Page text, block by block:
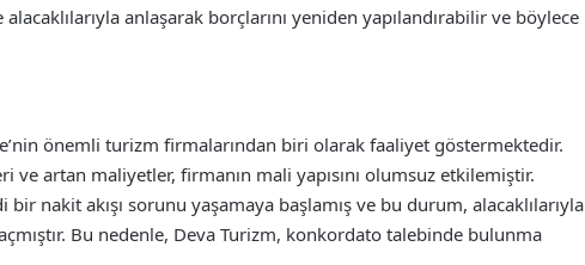
anlaşarak borçlarını yeniden yapılandırabilir ve böylece
önemli turizm firmalarından biri olarak faaliyet göstermektedir.
artan maliyetler, firmanın mali yapısını olumsuz etkilemiştir.
nakit akışı sorunu yaşamaya başlamış ve bu durum, alacaklılarıyla
Bu nedenle, Deva Turizm, konkordato talebinde bulunma